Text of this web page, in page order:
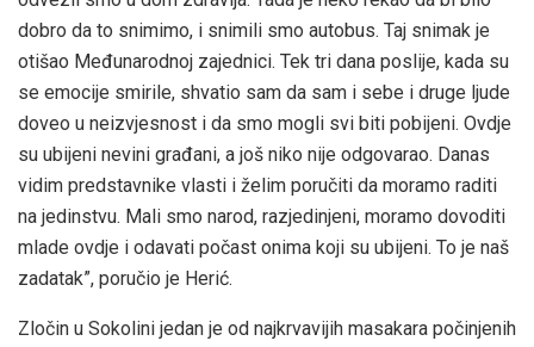
dobro da to snimimo, i snimili smo autobus. Taj snimak je
otišao Međunarodnoj zajednici. Tek tri dana poslije, kada su
se emocije smirile, shvatio sam da sam i sebe i druge ljude
doveo u neizvjesnost i da smo mogli svi biti pobijeni. Ovdje
su ubijeni nevini građani, a još niko nije odgovarao. Danas
vidim predstavnike vlasti i želim poručiti da moramo raditi
na jedinstvu. Mali smo narod, razjedinjeni, moramo dovoditi
mlade ovdje i odavati počast onima koji su ubijeni. To je naš
zadatak”, poručio je Herić.
Zločin u Sokolini jedan je od najkrvavijih masakara počinjenih